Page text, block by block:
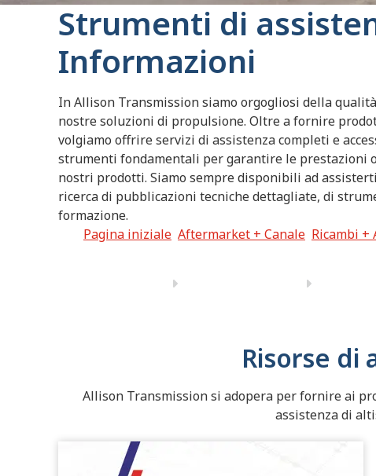
Strumenti di
Informazioni
In Allison Transmission siamo orgogliosi della
nostre soluzioni di propulsione. Oltre a fornire
volgiamo offrire servizi di assistenza completi e
strumenti fondamentali per garantire le prestazioni
nostri prodotti. Siamo sempre disponibili ad
ricerca di pubblicazioni tecniche dettagliate, di
formazione.
Pagina iniziale Aftermarket + Canale Ricambi +
Risorse di
Allison Transmission si adopera per fornire ai
assistenza di